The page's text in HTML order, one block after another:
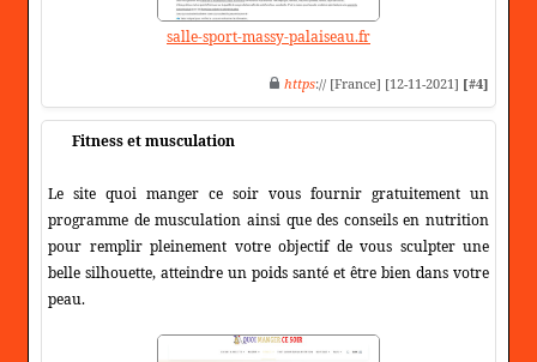
salle-sport-massy-palaiseau.fr
https:// [France] [12-11-2021] [#4]
Fitness et musculation
Le site quoi manger ce soir vous fournir gratuitement un
programme de musculation ainsi que des conseils en nutrition
pour remplir pleinement votre objectif de vous sculpter une
belle silhouette, atteindre un poids santé et être bien dans votre
peau.